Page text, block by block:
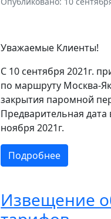
Уважаемые Клиенты!
С 10 сентября 2021г.
по маршруту Москва-
закрытия паромной
Предварительная дата
ноября 2021г.
Подробнее
Извещение